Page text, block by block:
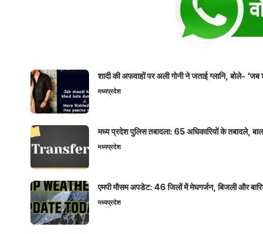
शादी की अफवाहों पर अली गोनी ने जताई ग्लानि, बोले- ‘जब
मध्यप्रदेश
मध्य प्रदेश पुलिस तबादला: 65 अधिकारियों के तबादले,
मध्यप्रदेश
एमपी मौसम अपडेट: 46 जिलों में मेघगर्जन, बिजली और
मध्यप्रदेश